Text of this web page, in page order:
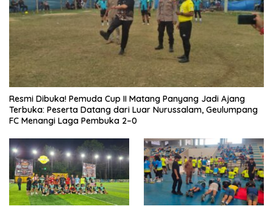
Resmi Dibuka! Pemuda Cup II Matang Panyang Jadi Ajang
Terbuka: Peserta Datang dari Luar Nurussalam, Geulumpang
FC Menangi Laga Pembuka 2–0